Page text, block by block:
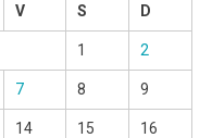
V S D
1 2
7 8 9
14 15 16